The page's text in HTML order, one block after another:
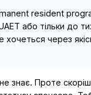
resident
або тільки до
через
знає. Проте